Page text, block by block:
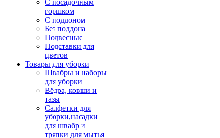
С посадочным
горшком
С поддоном
Без поддона
Подвесные
Подставки для
цветов
Товары для уборки
Швабры и наборы
для уборки
Вёдра, ковши и
тазы
Салфетки для
уборки,насадки
для швабр и
тряпки для мытья